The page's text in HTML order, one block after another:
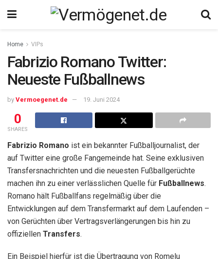
Home VIPs
Fabrizio Romano Twitter:
Neueste Fußballnews
by Vermoegenet.de 19. Juni 2024
0
SHARES
Fabrizio Romano ist ein bekannter Fußballjournalist, der
auf Twitter eine große Fangemeinde hat. Seine exklusiven
Transfersnachrichten und die neuesten Fußballgerüchte
machen ihn zu einer verlässlichen Quelle für Fußballnews.
Romano hält Fußballfans regelmäßig über die
Entwicklungen auf dem Transfermarkt auf dem Laufenden –
von Gerüchten über Vertragsverlängerungen bis hin zu
offiziellen Transfers.
Ein Beispiel hierfür ist die Übertragung von Romelu